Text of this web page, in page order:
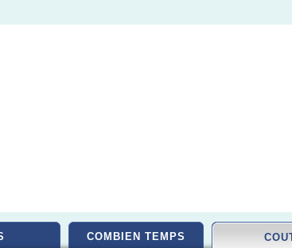
COMBIEN TEMPS